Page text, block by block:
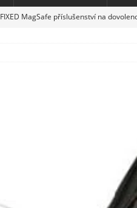
FIXED MagSafe příslušenství na
Domácí pec na pizzu Cuisinart CPZ-120
Blockchain a růst krypto kasin: Co by